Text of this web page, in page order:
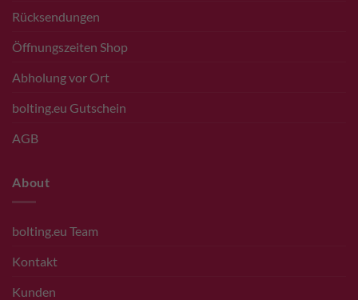
Rücksendungen
Öffnungszeiten Shop
Abholung vor Ort
bolting.eu Gutschein
AGB
About
bolting.eu Team
Kontakt
Kunden